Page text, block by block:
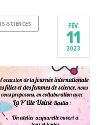
SCIENCES FÉV.
11
2023